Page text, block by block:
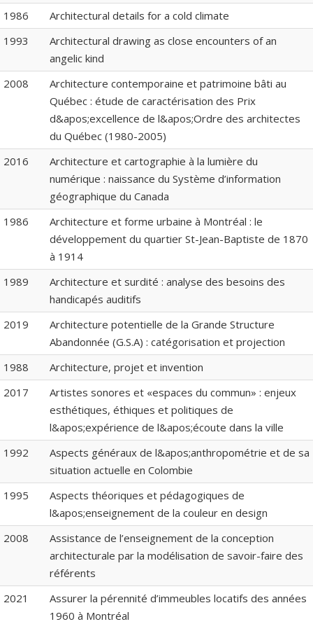
1986
Architectural details for a cold climate
1993
Architectural drawing as close encounters of an
angelic kind
2008
Architecture contemporaine et patrimoine bâti au
Québec : étude de caractérisation des Prix
d&apos;excellence de l&apos;Ordre des architectes
du Québec (1980-2005)
2016
Architecture et cartographie à la lumière du
numérique : naissance du Système d’information
géographique du Canada
1986
Architecture et forme urbaine à Montréal : le
développement du quartier St-Jean-Baptiste de 1870
à 1914
1989
Architecture et surdité : analyse des besoins des
handicapés auditifs
2019
Architecture potentielle de la Grande Structure
Abandonnée (G.S.A) : catégorisation et projection
1988
Architecture, projet et invention
2017
Artistes sonores et «espaces du commun» : enjeux
esthétiques, éthiques et politiques de
l&apos;expérience de l&apos;écoute dans la ville
1992
Aspects généraux de l&apos;anthropométrie et de sa
situation actuelle en Colombie
1995
Aspects théoriques et pédagogiques de
l&apos;enseignement de la couleur en design
2008
Assistance de l’enseignement de la conception
architecturale par la modélisation de savoir-faire des
référents
2021
Assurer la pérennité d’immeubles locatifs des années
1960 à Montréal